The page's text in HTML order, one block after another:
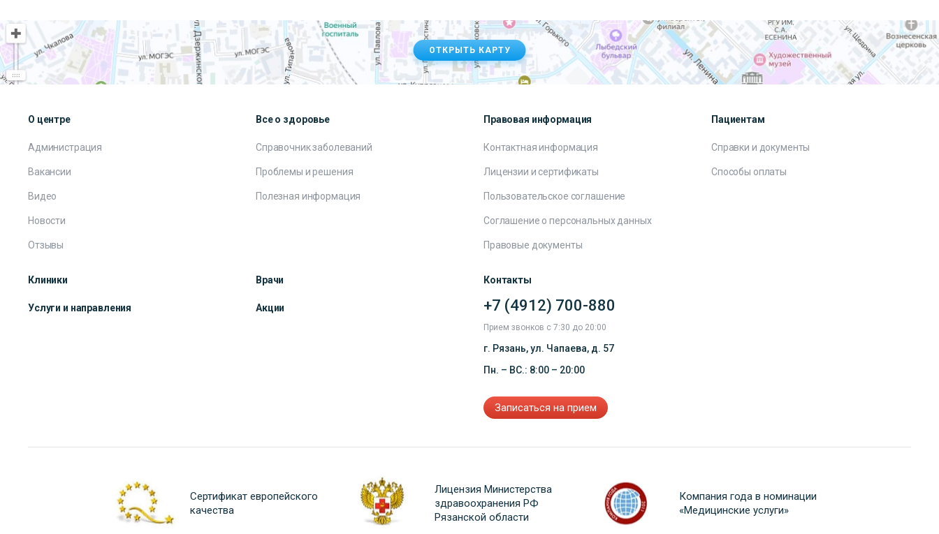
ОТКРЫТЬ КАРТУ
О центре
Администрация
Вакансии
Видео
Новости
Отзывы
Все о здоровье
Справочник заболеваний
Проблемы и решения
Полезная информация
Правовая информация
Контактная информация
Лицензии и сертификаты
Пользовательское соглашение
Соглашение о персональных данных
Правовые документы
Пациентам
Справки и документы
Способы оплаты
Клиники Врачи
Услуги и направления Акции
Контакты
+7 (4912) 700-880
Прием звонков с 7:30 до 20:00
г. Рязань, ул. Чапаева, д. 57
Пн. – ВС.: 8:00 – 20:00
Записаться на прием
Сертификат европейского
качества
Лицензия Министерства
здравоохранения РФ
Рязанской области
Компания года в номинации
«Медицинские услуги»